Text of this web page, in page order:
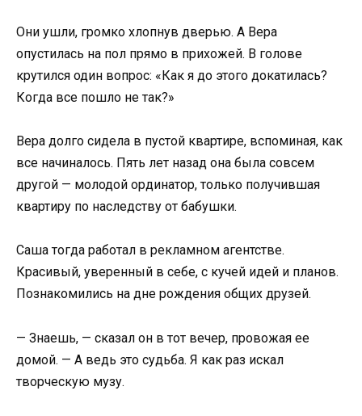
Они ушли, громко хлопнув дверью. А Вера
опустилась на пол прямо в прихожей. В голове
крутился один вопрос: «Как я до этого докатилась?
Когда все пошло не так?»
Вера долго сидела в пустой квартире, вспоминая, как
все начиналось. Пять лет назад она была совсем
другой — молодой ординатор, только получившая
квартиру по наследству от бабушки.
Саша тогда работал в рекламном агентстве.
Красивый, уверенный в себе, с кучей идей и планов.
Познакомились на дне рождения общих друзей.
— Знаешь, — сказал он в тот вечер, провожая ее
домой. — А ведь это судьба. Я как раз искал
творческую музу.